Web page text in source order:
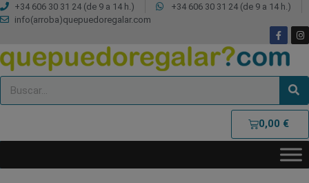
+34 606 30 31 24 (de 9 a 14 h.)
+34 606 30 31 24 (de 9 a 14 h.)
info(arroba)quepuedoregalar.com
0,00 €